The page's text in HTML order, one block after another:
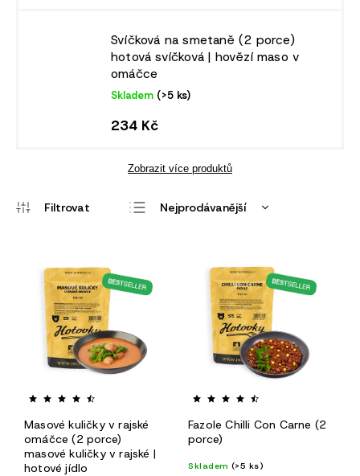
Svíčková na smetaně (2 porce)
hotová svíčková | hovězí maso v
omáčce
Skladem (>5 ks)
234 Kč
Zobrazit více produktů
Nejprodávanější
Abecedně
Masové kuličky v rajské
omáčce (2 porce)
masové kuličky v rajské |
hotové jídlo
Fazole Chilli Con Carne (2
porce)
Skladem (>5 ks)